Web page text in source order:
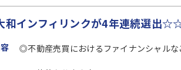
和インフィリンクが4年連続選出
◎不動産売買におけるファイナンシャルな